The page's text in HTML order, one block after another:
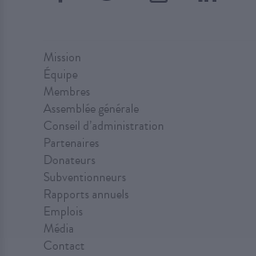
Mission
Équipe
Membres
Assemblée générale
Conseil d’administration
Partenaires
Donateurs
Subventionneurs
Rapports annuels
Emplois
Média
Contact